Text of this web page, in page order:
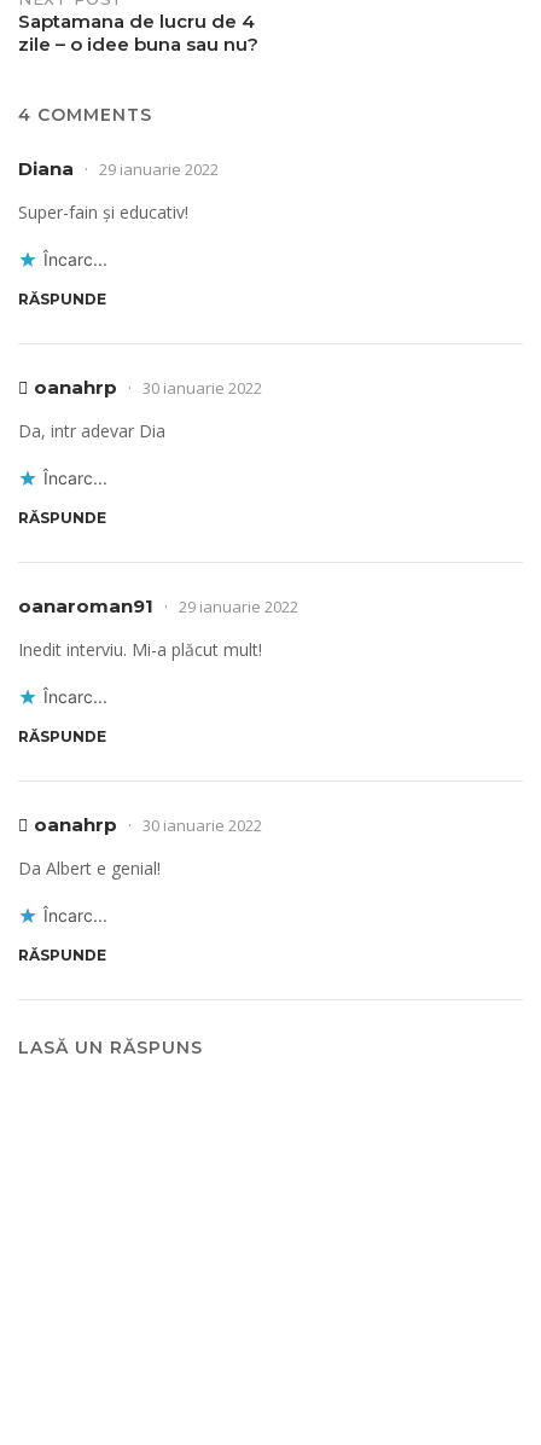
Saptamana de lucru de 4
zile – o idee buna sau nu?
4 COMMENTS
Diana 29 ianuarie 2022
Super-fain și educativ!
Încarc...
RĂSPUNDE
oanahrp 30 ianuarie 2022
Da, intr adevar Dia
Încarc...
RĂSPUNDE
oanaroman91 29 ianuarie 2022
Inedit interviu. Mi-a plăcut mult!
Încarc...
RĂSPUNDE
oanahrp 30 ianuarie 2022
Da Albert e genial!
Încarc...
RĂSPUNDE
LASĂ UN RĂSPUNS